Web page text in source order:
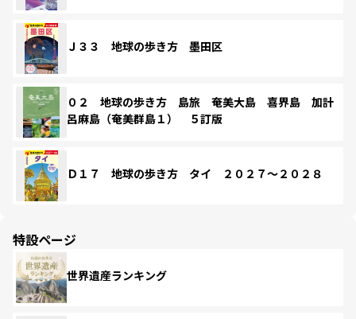
Ｊ３３ 地球の歩き方 墨田区
０２ 地球の歩き方 島旅 奄美大島 喜界島 加計
呂麻島（奄美群島１） ５訂版
Ｄ１７ 地球の歩き方 タイ ２０２７～２０２８
特設ページ
世界遺産ランキング